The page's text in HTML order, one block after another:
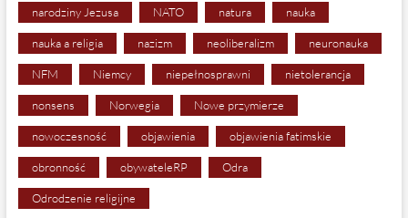
narodziny Jezusa NATO natura nauka
nauka a religia nazizm neoliberalizm neuronauka
NFM Niemcy niepełnosprawni nietolerancja
nonsens Norwegia Nowe przymierze
nowoczesność objawienia objawienia fatimskie
obronność obywateleRP Odra
Odrodzenie religijne